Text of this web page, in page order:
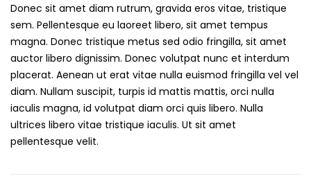
Donec sit amet diam rutrum, gravida eros vitae, tristique
sem. Pellentesque eu laoreet libero, sit amet tempus
magna. Donec tristique metus sed odio fringilla, sit amet
auctor libero dignissim. Donec volutpat nunc et interdum
placerat. Aenean ut erat vitae nulla euismod fringilla vel vel
diam. Nullam suscipit, turpis id mattis mattis, orci nulla
iaculis magna, id volutpat diam orci quis libero. Nulla
ultrices libero vitae tristique iaculis. Ut sit amet
pellentesque velit.